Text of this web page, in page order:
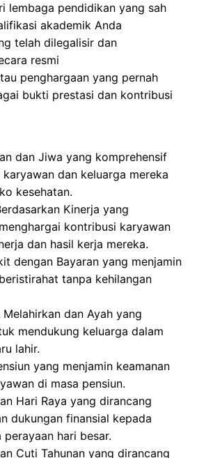
lembaga pendidikan yang sah
akademik Anda
telah dilegalisir dan
resmi
penghargaan yang pernah
bukti prestasi dan kontribusi
dan Jiwa yang komprehensif
dan keluarga mereka
kesehatan.
Kinerja yang
kontribusi karyawan
dan hasil kerja mereka.
dengan Bayaran yang menjamin
tanpa kehilangan
dan Ayah yang
mendukung keluarga dalam
lahir.
yang menjamin keamanan
di masa pensiun.
Hari Raya yang dirancang
dukungan finansial kepada
hari besar.
Cuti Tahunan yang dirancang